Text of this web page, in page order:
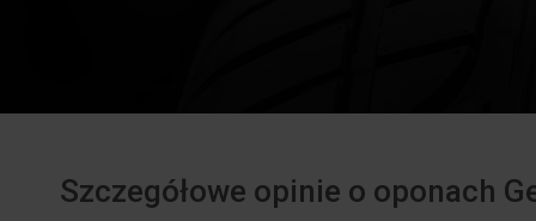
Szczegółowe opinie o oponach